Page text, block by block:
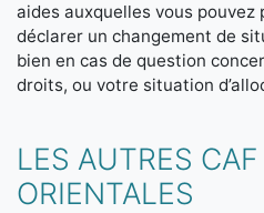
aides auxquelles vous
déclarer un changement de
bien en cas de question
droits, ou votre situation
LES AUTRES
ORIENTALES